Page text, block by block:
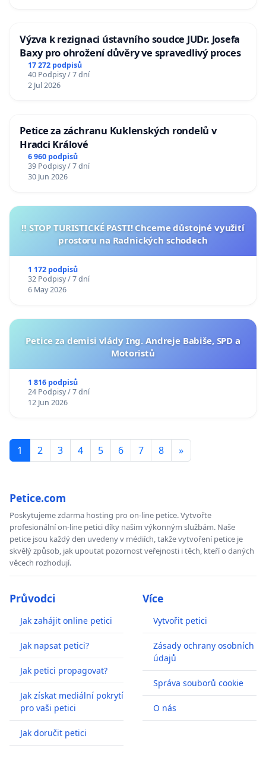
Výzva k rezignaci ústavního soudce JUDr. Josefa
Baxy pro ohrožení důvěry ve spravedlivý proces
17 272 podpisů
40 Podpisy / 7 dní
2 Jul 2026
Petice za záchranu Kuklenských rondelů v
Hradci Králové
6 960 podpisů
39 Podpisy / 7 dní
30 Jun 2026
‼️ STOP TURISTICKÉ PASTI! Chceme důstojné využití
prostoru na Radnických schodech
1 172 podpisů
32 Podpisy / 7 dní
6 May 2026
Petice za demisi vlády Ing. Andreje Babiše, SPD a
Motoristů
1 816 podpisů
24 Podpisy / 7 dní
12 Jun 2026
1 2 3 4 5 6 7 8 »
Petice.com
Poskytujeme zdarma hosting pro on-line petice. Vytvořte
profesionální on-line petici díky našim výkonným službám. Naše
petice jsou každý den uvedeny v médiích, takže vytvoření petice je
skvělý způsob, jak upoutat pozornost veřejnosti i těch, kteří o daných
věcech rozhodují.
Průvodci
Jak zahájit online petici
Jak napsat petici?
Jak petici propagovat?
Jak získat mediální pokrytí
pro vaši petici
Jak doručit petici
Více
Vytvořit petici
Zásady ochrany osobních
údajů
Správa souborů cookie
O nás